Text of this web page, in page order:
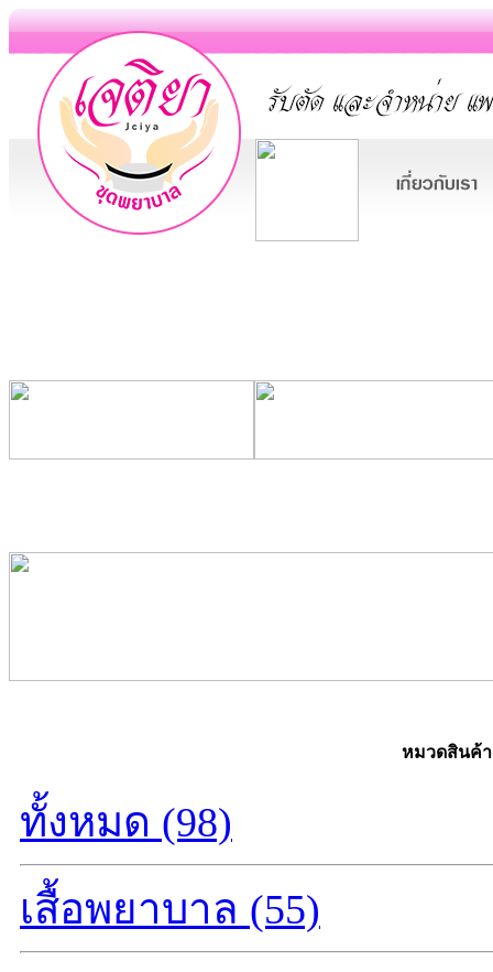
หมวดสินค้า
ทั้งหมด (98)
เสื้อพยาบาล (55)